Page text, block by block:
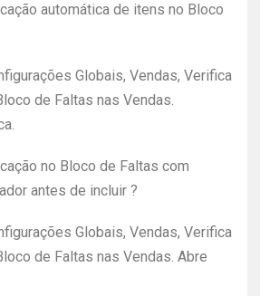
automática de itens no Bloco
Globais, Vendas, Verifica
de Faltas nas Vendas.
no Bloco de Faltas com
antes de incluir ?
Globais, Vendas, Verifica
de Faltas nas Vendas. Abre